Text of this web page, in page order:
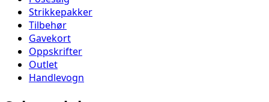
Strikkepakker
Tilbehør
Gavekort
Oppskrifter
Outlet
Handlevogn